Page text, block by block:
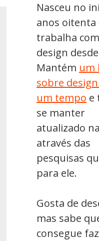
Nasceu no
anos oitenta
trabalha com
design
Mantém um
sobre
um tempo e
se manter
atualizado
através das
pesquisas
para ele.
Gosta de
mas sabe
consegue